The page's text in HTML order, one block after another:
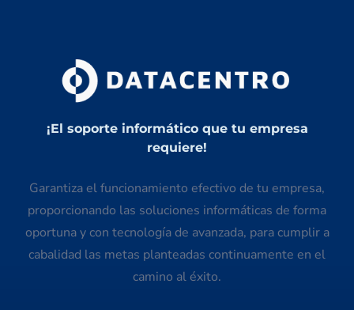
¡El soporte informático que tu empresa
requiere!
Garantiza el funcionamiento efectivo de tu empresa,
proporcionando las soluciones informáticas de forma
oportuna y con tecnología de avanzada, para cumplir a
cabalidad las metas planteadas continuamente en el
camino al éxito.